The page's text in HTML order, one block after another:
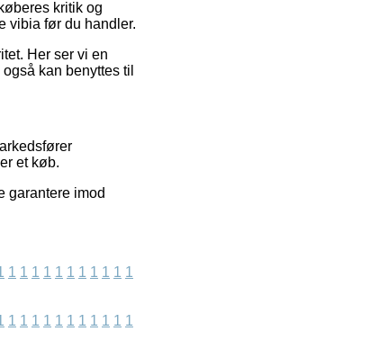
kritik og
vibia før du handler.
Her ser vi en
kan benyttes til
et køb.
garantere imod
1 1 1 1 1 1 1 1 1 1 1
1 1 1 1 1 1 1 1 1 1 1